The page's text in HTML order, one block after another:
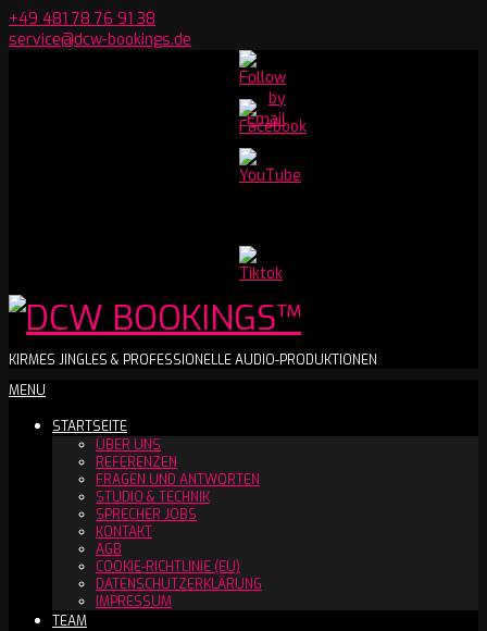
Skip
to
+49 481 78 76 91 38
service@dcw-bookings.de
Youtube
Channel
DCW
BOOKINGS™
KIRMES JINGLES & PROFESSIONELLE AUDIO-PRODUKTIONEN
Secondary
Menu
MENU
STARTSEITE
ÜBER UNS
REFERENZEN
FRAGEN UND ANTWORTEN
STUDIO & TECHNIK
SPRECHER JOBS
KONTAKT
AGB
COOKIE-RICHTLINIE (EU)
DATENSCHUTZERKLÄRUNG
IMPRESSUM
TEAM